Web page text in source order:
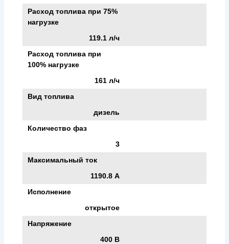
Расход топлива при 75%
нагрузке
119.1 л/ч
Расход топлива при
100% нагрузке
161 л/ч
Вид топлива
дизель
Количество фаз
3
Максимальный ток
1190.8 А
Исполнение
открытое
Напряжение
400 В